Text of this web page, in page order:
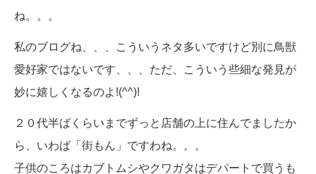
ね。。。
私のブログね、、、こういうネタ多いですけど別に鳥獣
愛好家ではないです、、、ただ、こういう些細な発見が
妙に嬉しくなるのよ!(^^)!
２０代半ばくらいまでずっと店舗の上に住んでましたか
ら、いわば「街もん」ですわね。。。
子供のころはカブトムシやクワガタはデパートで買うも